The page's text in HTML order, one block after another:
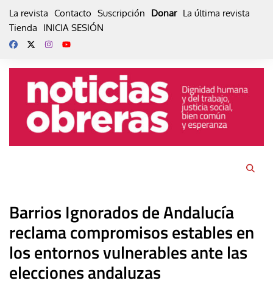
La revista Contacto Suscripción Donar La última revista
Tienda
INICIA SESIÓN
Barrios Ignorados de Andalucía
reclama compromisos estables en
los entornos vulnerables ante las
elecciones andaluzas